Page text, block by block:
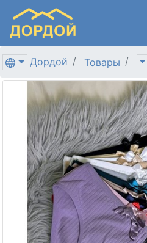
Дордой Товары